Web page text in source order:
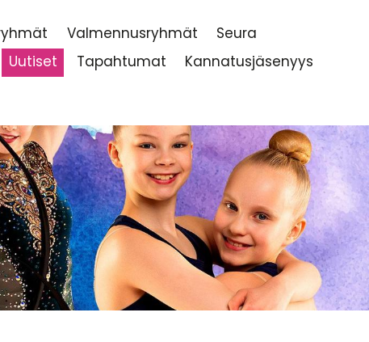
Valmennusryhmät
Seura
Uutiset Tapahtumat
Kannatusjäsenyys